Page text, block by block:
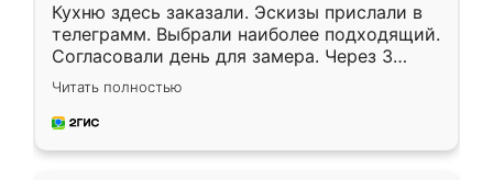
Кухню здесь заказали. Эскизы прислали в
телеграмм. Выбрали наиболее подходящий.
Согласовали день для замера. Через 3
недели кухня была уже готова. Остались
довольны работой. Спасибо Ренессанс
мебель за качественную работу!
Читать полностью